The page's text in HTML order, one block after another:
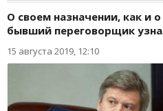
О своем назначении, как и
бывший переговорщик
15 августа 2019, 12:10